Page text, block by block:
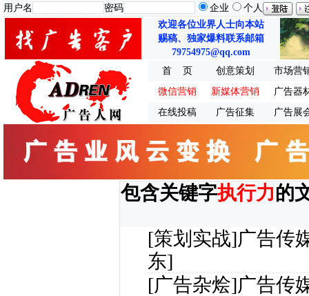
用户名 密码 企业
个人
欢迎各位业界人士向本站
赐稿、独家爆料联系邮箱
79754975@qq.com
首 页
创意策划
市场营
微信营销
新媒体营销
广告器
在线投稿
广告征集 广告展
包含关键字执行力的
[策划实战]广告传
东]
[广告杂烩]广告传